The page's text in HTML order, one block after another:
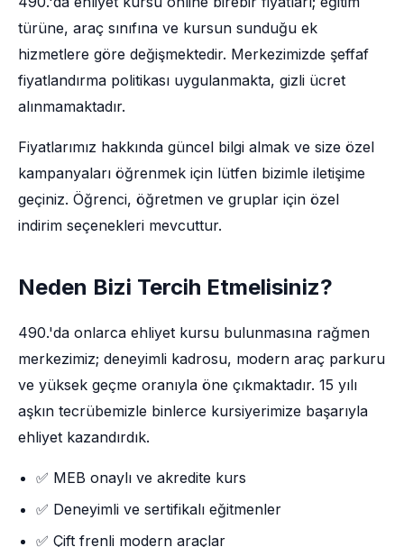
türüne, araç sınıfına ve kursun sunduğu ek
hizmetlere göre değişmektedir. Merkezimizde şeffaf
fiyatlandırma politikası uygulanmakta, gizli ücret
alınmamaktadır.
Fiyatlarımız hakkında güncel bilgi almak ve size özel
kampanyaları öğrenmek için lütfen bizimle iletişime
geçiniz. Öğrenci, öğretmen ve gruplar için özel
indirim seçenekleri mevcuttur.
Neden Bizi Tercih Etmelisiniz?
490.'da onlarca ehliyet kursu bulunmasına rağmen
merkezimiz; deneyimli kadrosu, modern araç parkuru
ve yüksek geçme oranıyla öne çıkmaktadır. 15 yılı
aşkın tecrübemizle binlerce kursiyerimize başarıyla
ehliyet kazandırdık.
✅ MEB onaylı ve akredite kurs
✅ Deneyimli ve sertifikalı eğitmenler
✅ Çift frenli modern araçlar